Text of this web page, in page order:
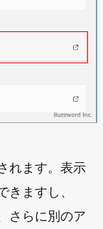
れます。表示
きますし、
さらに別のア